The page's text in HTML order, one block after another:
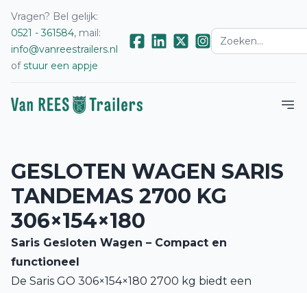
Vragen? Bel gelijk:
0521 - 361584, mail:
info@vanreestrailers.nl
ofstuur een appje
GESLOTEN WAGEN SARIS
TANDEMAS 2700 KG
306×154×180
Saris Gesloten Wagen – Compact en
functioneel
De Saris GO 306×154×180 2700 kg biedt een